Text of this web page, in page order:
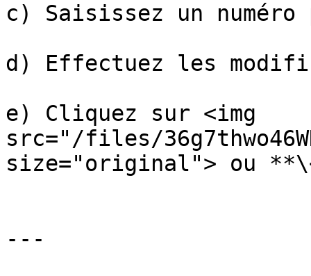
c) Saisissez un
d) Effectuez les
e) Cliquez sur <img
src="/files/
size="original"> ou
---